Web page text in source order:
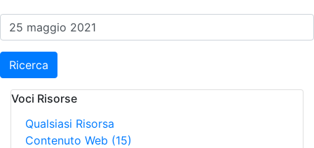
Ricerca
Voci Risorse
Qualsiasi Risorsa
Contenuto Web (15)